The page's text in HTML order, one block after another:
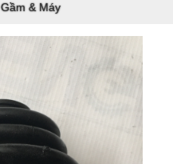
Gầm & Máy